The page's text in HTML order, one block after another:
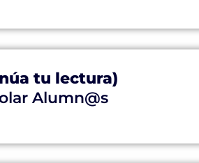
tu lectura)
Alumn@s